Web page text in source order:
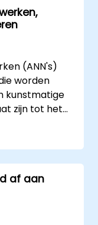
learning;
op
(ANN's)
worden
kunstmatige
zijn tot het
in machine
beurt een
zijn. Diep
machine
af aan